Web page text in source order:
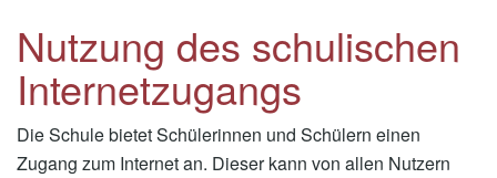
Nutzung des schulischen
Internetzugangs
Die Schule bietet Schülerinnen und Schülern einen
Zugang zum Internet an. Dieser kann von allen Nutzern